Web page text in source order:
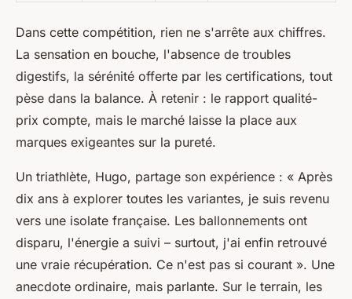
Dans cette compétition, rien ne s'arrête aux chiffres.
La sensation en bouche, l'absence de troubles
digestifs, la sérénité offerte par les certifications, tout
pèse dans la balance. À retenir : le rapport qualité-
prix compte, mais le marché laisse la place aux
marques exigeantes sur la pureté.
Un triathlète, Hugo, partage son expérience : « Après
dix ans à explorer toutes les variantes, je suis revenu
vers une isolate française. Les ballonnements ont
disparu, l'énergie a suivi – surtout, j'ai enfin retrouvé
une vraie récupération. Ce n'est pas si courant ». Une
anecdote ordinaire, mais parlante. Sur le terrain, les